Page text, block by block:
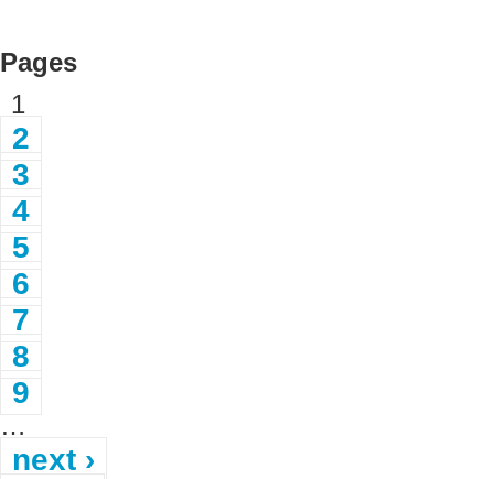
Pages
1
2
3
4
5
6
7
8
9
…
next ›